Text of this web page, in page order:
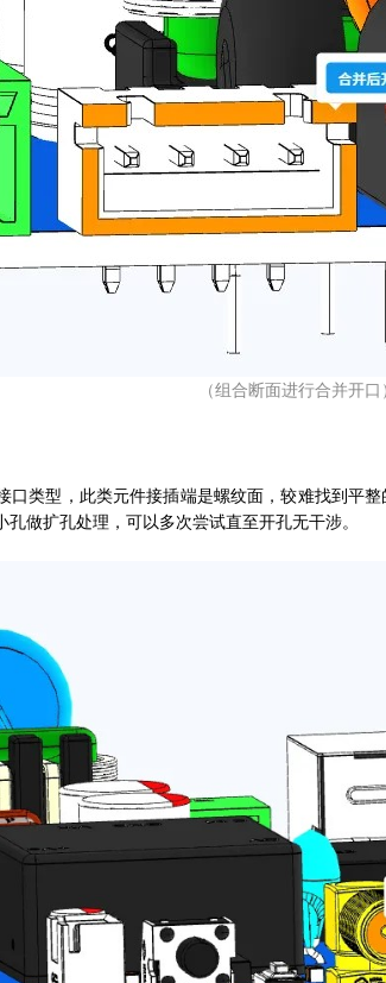
（组合断面进行合并开口
口类型，此类元件接插端是螺纹面，较难找到平
做扩孔处理，可以多次尝试直至开孔无干涉。